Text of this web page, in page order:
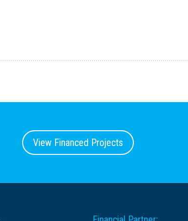
View Financed Projects